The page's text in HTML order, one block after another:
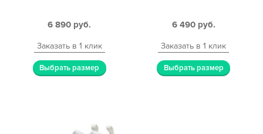
6 890 руб.
Заказать в 1 клик
Выбрать размер
6 490 руб.
Заказать в 1 клик
Выбрать размер